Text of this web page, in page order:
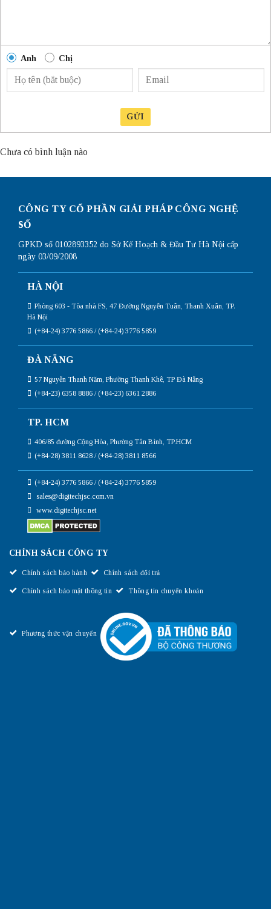
Anh Chị
GỬI
Chưa có bình luận nào
CÔNG TY CỔ PHẦN GIẢI PHÁP CÔNG NGHỆ
SỐ
GPKD số 0102893352 do Sở Kế Hoạch & Đầu Tư Hà Nội cấp
ngày 03/09/2008
HÀ NỘI
Phòng 603 - Tòa nhà FS, 47 Đường Nguyễn Tuân, Thanh Xuân, TP.
Hà Nội
(+84-24) 3776 5866 / (+84-24) 3776 5859
ĐÀ NẴNG
57 Nguyễn Thanh Năm, Phường Thanh Khê, TP Đà Nẵng
(+84-23) 6358 8886 / (+84-23) 6361 2886
TP. HCM
406/85 đường Cộng Hòa, Phường Tân Bình, TP.HCM
(+84-28) 3811 8628 / (+84-28) 3811 8566
(+84-24) 3776 5866 / (+84-24) 3776 5859
sales@digitechjsc.com.vn
www.digitechjsc.net
CHÍNH SÁCH CÔNG TY
Chính sách bảo hành Chính sách đổi trả
Chính sách bảo mật thông tin Thông tin chuyển khoản
Phương thức vận chuyển